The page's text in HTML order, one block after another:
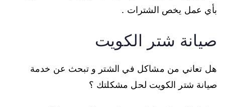
بأي عمل يخص الشترات .
صيانة شتر الكويت
هل تعاني من مشاكل في الشتر و تبحث عن خدمة
صيانة شتر الكويت لحل مشكلتك ؟